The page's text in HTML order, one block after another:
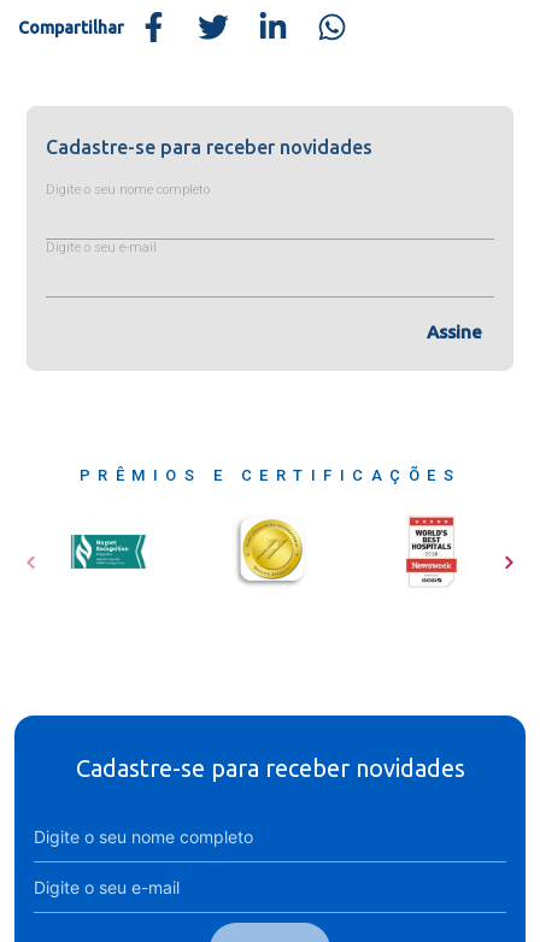
Compartilhar
Cadastre-se para receber novidades
Digite o seu nome completo
Digite o seu e-mail
Assine
PRÊMIOS E CERTIFICAÇÕES
Cadastre-se para receber novidades